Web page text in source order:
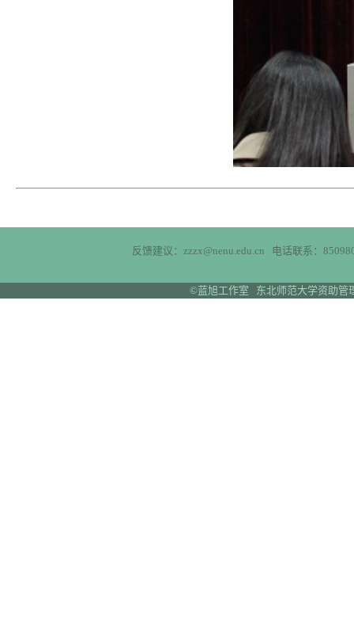
反馈建议：zzzx@nenu.edu.cn 电话联系：
©蓝旭工作室 东北师范大学资助管